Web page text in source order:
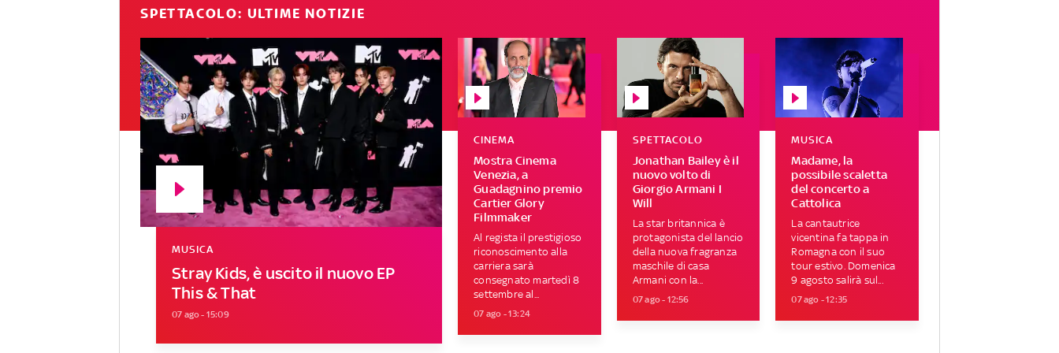
SPETTACOLO: ULTIME NOTIZIE
Stray Kids, è uscito il nuovo EP
This & That
MUSICA
07 ago - 15:09
Mostra Cinema
Venezia, a
Guadagnino premio
Cartier Glory
Filmmaker
CINEMA
Al regista il prestigioso
riconoscimento alla
carriera sarà
consegnato martedì 8
settembre al...
07 ago - 13:24
Jonathan Bailey è il
nuovo volto di
Giorgio Armani I
Will
SPETTACOLO
La star britannica è
protagonista del lancio
della nuova fragranza
maschile di casa
Armani con la...
07 ago - 12:56
Madame, la
possibile scaletta
del concerto a
Cattolica
MUSICA
La cantautrice
vicentina fa tappa in
Romagna con il suo
tour estivo. Domenica
9 agosto salirà sul...
07 ago - 12:35